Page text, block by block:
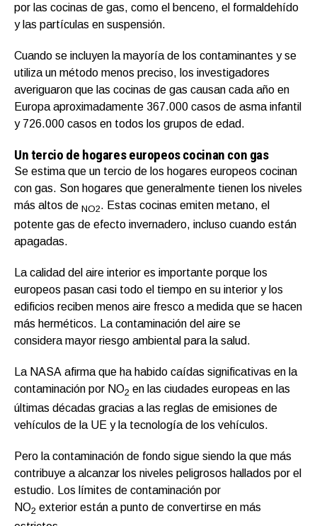
por las cocinas de gas, como el benceno, el formaldehído
y las partículas en suspensión.
Cuando se incluyen la mayoría de los contaminantes y se
utiliza un método menos preciso, los investigadores
averiguaron que las cocinas de gas causan cada año en
Europa aproximadamente 367.000 casos de asma infantil
y 726.000 casos en todos los grupos de edad.
Un tercio de hogares europeos cocinan con gas
Se estima que un tercio de los hogares europeos cocinan
con gas. Son hogares que generalmente tienen los niveles
más altos de NO2. Estas cocinas emiten metano, el
potente gas de efecto invernadero, incluso cuando están
apagadas.
La calidad del aire interior es importante porque los
europeos pasan casi todo el tiempo en su interior y los
edificios reciben menos aire fresco a medida que se hacen
más herméticos. La contaminación del aire se
considera mayor riesgo ambiental para la salud.
La NASA afirma que ha habido caídas significativas en la
contaminación por NO2 en las ciudades europeas en las
últimas décadas gracias a las reglas de emisiones de
vehículos de la UE y la tecnología de los vehículos.
Pero la contaminación de fondo sigue siendo la que más
contribuye a alcanzar los niveles peligrosos hallados por el
estudio. Los límites de contaminación por
NO2 exterior están a punto de convertirse en más